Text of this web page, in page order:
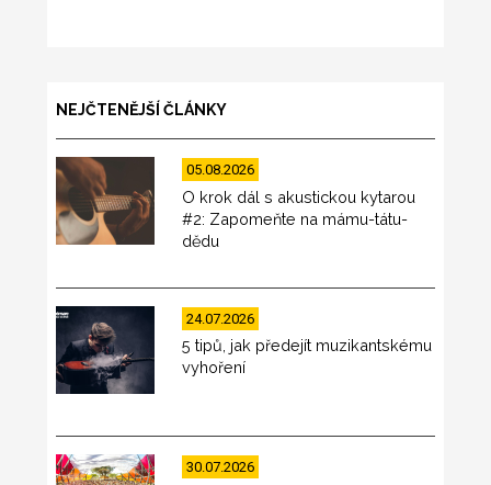
NEJČTENĚJŠÍ ČLÁNKY
05.08.2026
O krok dál s akustickou kytarou
#2: Zapomeňte na mámu-tátu-
dědu
24.07.2026
5 tipů, jak předejít muzikantskému
vyhoření
30.07.2026